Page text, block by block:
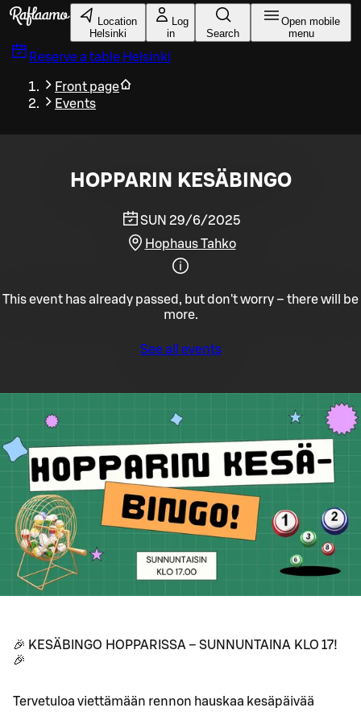
Skip to main content
Location
Helsinki
Log
in
Search
Open mobile
menu
Reserve a table Helsinki
Front page
Events
HOPPARIN KESÄBINGO
SUN 29/6/2025
Hophaus Tahko
This event has already passed, but don't worry – there will be
more.
See all events
🎉 KESÄBINGO HOPPARISSA – SUNNUNTAINA KLO 17!
🎉
Tervetuloa viettämään rennon hauskaa kesäpäivää